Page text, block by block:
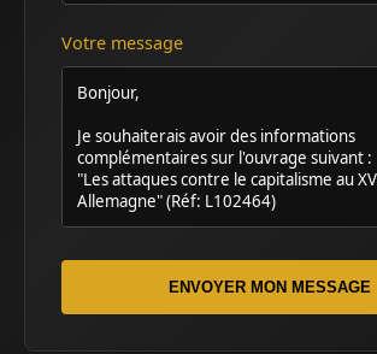
Votre message
ENVOYER MON MESSAGE